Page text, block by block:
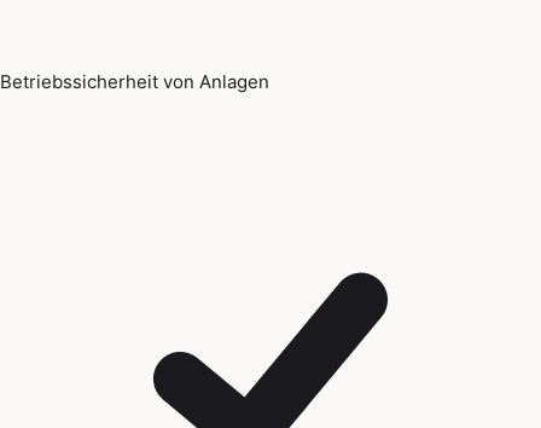
Betriebssicherheit von Anlagen